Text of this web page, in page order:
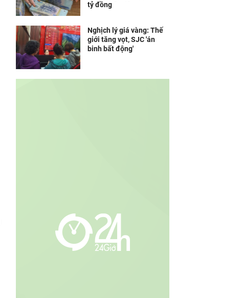
tỷ đồng
Nghịch lý giá vàng: Thế
giới tăng vọt, SJC 'án
binh bất động'